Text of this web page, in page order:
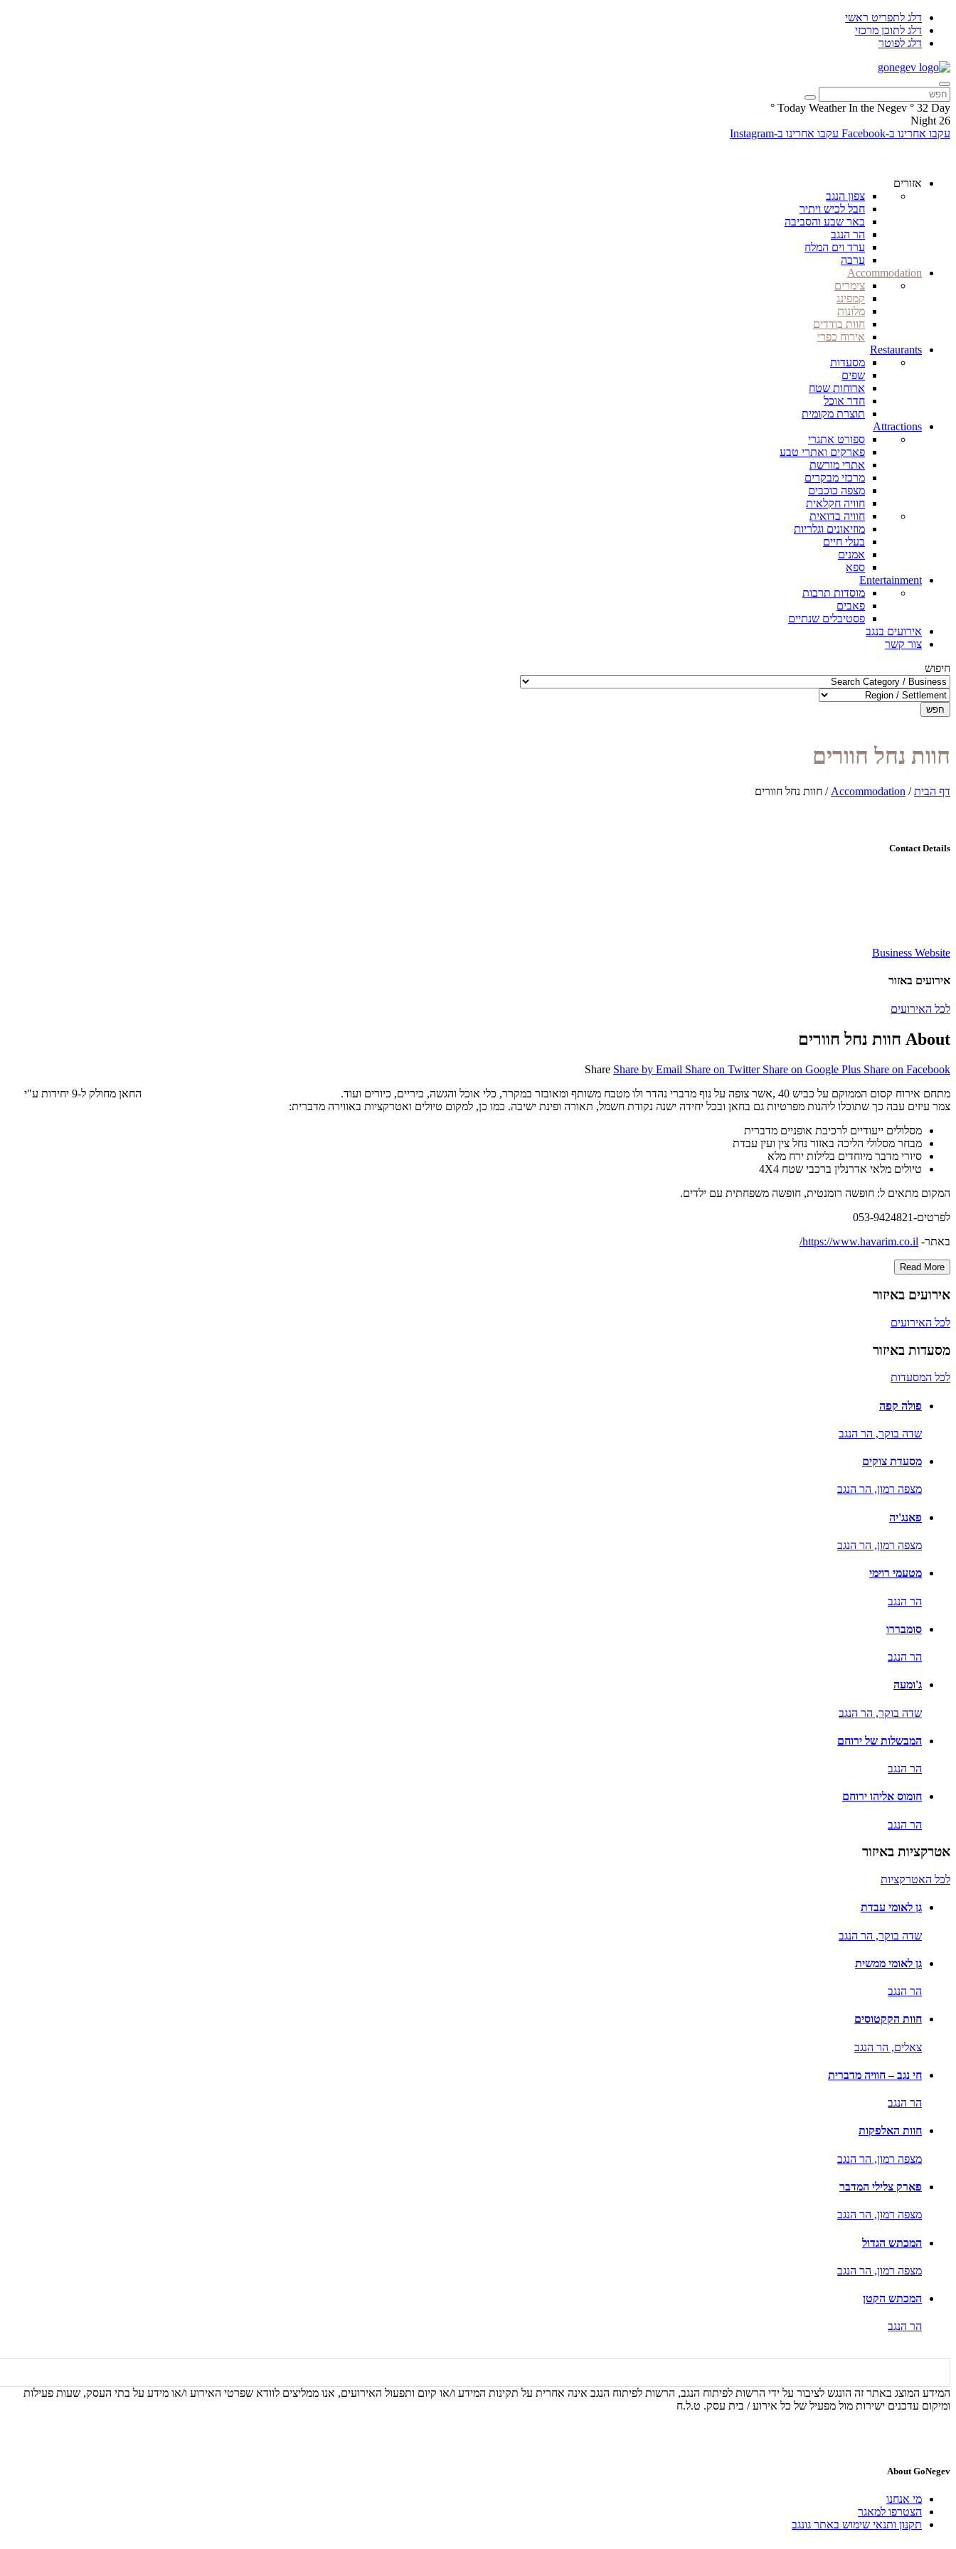
דלג לתפריט ראשי
דלג לתוכן מרכזי
דלג לפוטר
Today Weather In the Negev ° 32 Day
°
26
Night
עקבו אחרינו ב-Facebook
עקבו אחרינו ב-Instagram
אזורים
צפון הנגב
חבל לכיש ויתיר
באר שבע והסביבה
הר הנגב
ערד וים המלח
ערבה
Accommodation
צימרים
קמפינג
מלונות
חוות בודדים
אירוח כפרי
Restaurants
מסעדות
שפים
ארוחות שטח
חדר אוכל
תוצרת מקומית
Attractions
ספורט אתגרי
פארקים ואתרי טבע
אתרי מורשת
מרכזי מבקרים
מצפה כוכבים
חוויה חקלאית
חוויה בדואית
מוזיאונים וגלריות
בעלי חיים
אמנים
ספא
Entertainment
מוסדות תרבות
פאבים
פסטיבלים שנתיים
אירועים בנגב
צור קשר
חיפוש
חפש
חוות נחל חוורים
דף הבית/
Accommodation
/ חוות נחל חוורים
Contact Details
Business Website
אירועים באזור
לכל האירועים
About חוות נחל חוורים
Share Share by Email Share on Twitter Share on Google Plus Share on Facebook
מתחם אירוח קסום הממוקם על כביש 40 ,אשר צופה על נוף מדברי נהדר ולו מטבח משותף ומאובזר במקרר, כלי אוכל והגשה, כיריים, כיורים ועוד. החאן מחולק ל-9 יחידות ע"י
צמר עיזים עבה כך שתוכלו ליהנות מפרטיות גם בחאן ובכל יחידה ישנה נקודת חשמל, תאורה ופינת ישיבה. כמו כן, למקום טיולים ואטרקציות באווירה מדברית:
מסלולים ייעודיים לרכיבת אופניים מדברית
מבחר מסלולי הליכה באזור נחל צין ועין עבדת
סיורי מדבר מיוחדים בלילות ירח מלא
טיולים מלאי אדרנלין ברכבי שטח 4X4
המקום מתאים ל: חופשה רומנטית, חופשה משפחתית עם ילדים.
לפרטים-053-9424821
באתר- https://www.havarim.co.il/
Read More
אירועים באיזור
לכל האירועים
מסעדות באיזור
לכל המסעדות
פולה קפה
שדה בוקר, הר הנגב
מסעדת צוקים
מצפה רמון, הר הנגב
פאנג'יה
מצפה רמון, הר הנגב
מטעמי רוימי
הר הנגב
סומבררו
הר הנגב
ג'ומעה
שדה בוקר, הר הנגב
המבשלות של ירוחם
הר הנגב
חומוס אליהו ירוחם
הר הנגב
אטרקציות באיזור
לכל האטרקציות
גן לאומי עבדת
שדה בוקר, הר הנגב
גן לאומי ממשית
הר הנגב
חוות הקקטוסים
צאלים, הר הנגב
חי נגב – חוויה מדברית
הר הנגב
חוות האלפקות
מצפה רמון, הר הנגב
פארק צלילי המדבר
מצפה רמון, הר הנגב
המכתש הגדול
מצפה רמון, הר הנגב
המכתש הקטן
הר הנגב
המידע המוצג באתר זה הונגש לציבור על ידי הרשות לפיתוח הנגב, הרשות לפיתוח הנגב אינה אחרית על תקינות המידע ו/או קיום ותפעול האירועים, אנו ממליצים לוודא שפרטי האירוע ו/או מידע על בתי העסק, שעות פעילות
ומיקום עדכנים ישירות מול מפעיל של כל אירוע / בית עסק. ט.ל.ח
About GoNegev
מי אנחנו
הצטרפו למאגר
תקנון ותנאי שימוש באתר גונגב